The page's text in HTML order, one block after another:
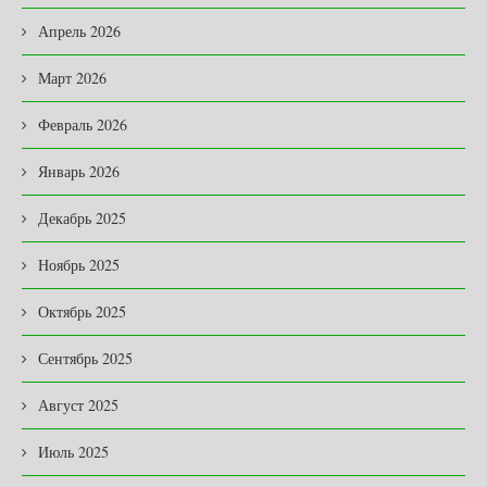
Апрель 2026
Март 2026
Февраль 2026
Январь 2026
Декабрь 2025
Ноябрь 2025
Октябрь 2025
Сентябрь 2025
Август 2025
Июль 2025